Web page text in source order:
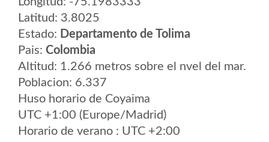
Latitud: 3.8025
Estado: Departamento de Tolima
Pais: Colombia
Altitud: 1.266 metros sobre el nvel del mar.
Poblacion: 6.337
Huso horario de Coyaima
UTC +1:00 (Europe/Madrid)
Horario de verano : UTC +2:00